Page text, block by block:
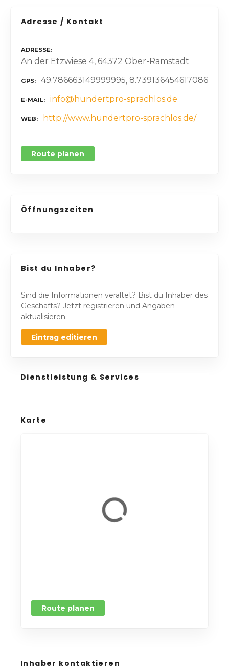
Adresse / Kontakt
ADRESSE
An der Etzwiese 4, 64372 Ober-Ramstadt
GPS 49.786663149999995, 8.739136454617086
E-MAIL info@hundertpro-sprachlos.de
WEB http://www.hundertpro-sprachlos.de/
Route planen
Öffnungszeiten
Bist du Inhaber?
Sind die Informationen veraltet? Bist du Inhaber des
Geschäfts? Jetzt registrieren und Angaben
aktualisieren.
Eintrag editieren
Dienstleistung & Services
Karte
Route planen
Inhaber kontaktieren